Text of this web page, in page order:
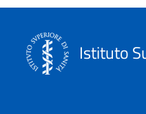
Istituto